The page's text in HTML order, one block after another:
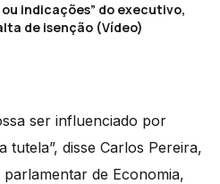
indicações” do executivo,
de isenção (Vídeo)
ser influenciado por
tutela”, disse Carlos Pereira,
de Economia,